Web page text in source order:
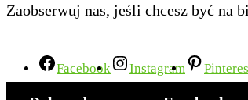
Zaobserwuj nas, jeśli chcesz być na
Facebook Instagram